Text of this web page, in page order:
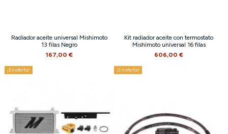
Radiador aceite universal Mishimoto
13 filas Negro
167,00 €
Kit radiador aceite con termostato
Mishimoto universal 16 filas
606,00 €
¡En oferta! ¡En oferta!